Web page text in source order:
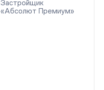
Застройщик
«Абсолют Премиум»